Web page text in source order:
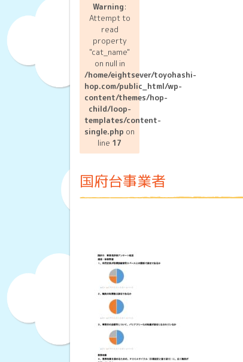
Warning:
Attempt to
read
property
"cat_name"
on null in
/home/eightsever/toyohashi-
hop.com/public_html/wp-
content/themes/hop-
child/loop-
templates/content-
single.php on
line 17
国府台事業者